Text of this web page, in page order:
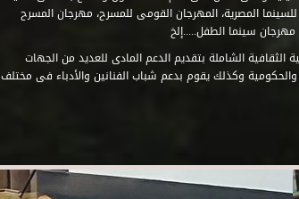
المصرية، المهرجان القومى للمسرح، مهرجان المسرح
مهرجان سينما الطفل.....إلخ
الشاملة بتقديم الدعم المادى للعديد من الجهات
والحكومية وكذلك يقوم بدعم شباب الفنانين والأدباء فى مختلف